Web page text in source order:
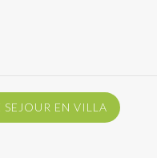
SEJOUR EN VILLA